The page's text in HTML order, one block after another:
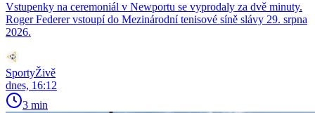
Vstupenky na ceremoniál v Newportu se vyprodaly za dvě minuty.
Roger Federer vstoupí do Mezinárodní tenisové síně slávy 29. srpna
2026.
SportyŽivě
dnes, 16:12
3 min